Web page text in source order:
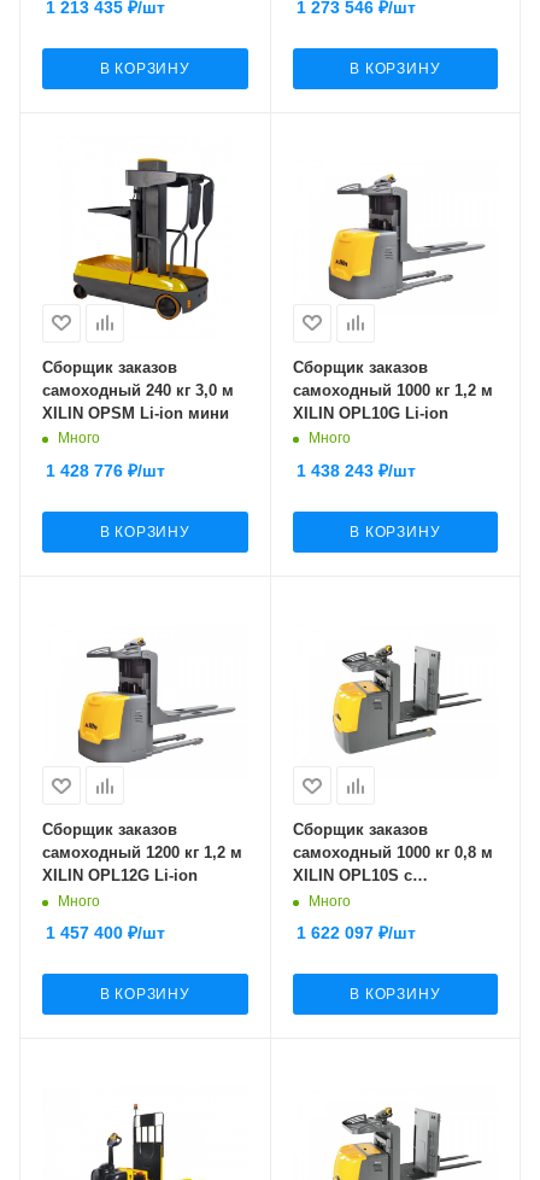
1 213 435 ₽/шт
В КОРЗИНУ
1 273 546₽/шт
В КОРЗИНУ
Сборщик заказов
самоходный 240 кг 3,0 м
XILIN OPSM Li-ion мини
Много
1 428 776 ₽/шт
В КОРЗИНУ
Сборщик заказов
самоходный 1000 кг 1,2 м
XILIN OPL10G Li-ion
Много
1 438 243₽/шт
В КОРЗИНУ
Сборщик заказов
самоходный 1200 кг 1,2 м
XILIN OPL12G Li-ion
Много
1 457 400 ₽/шт
В КОРЗИНУ
Сборщик заказов
самоходный 1000 кг 0,8 м
XILIN OPL10S с
раздвижными вилами
Много
1 622 097₽/шт
В КОРЗИНУ